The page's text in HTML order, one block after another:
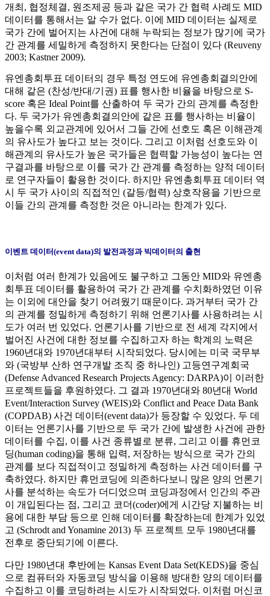
개최, 협정체결, 원조제공 등과 같은 국가 간 협력 사례도 MID
데이터를 통해서는 알 수가 없다. 이에 MID 데이터는 실제로
국가 간에 벌어지는 사건에 대해 누락되는 정보가 많기에 국가
간 관계를 세밀하게 측정하지 못한다는 단점이 있다 (Reuveny
2003; Kastner 2009).
유엔총회투표 데이터의 경우 특정 연도에 유엔총회결의안에
대해 같은 (찬성/반대/기권) 표를 행사한 비율을 바탕으로 S-
score 혹은 Ideal Point를 산출하여 두 국가 간의 관계를 측정한
다. 두 국가가 유엔총회결의안에 같은 표를 행사하는 비율이
높을수록 외교관계에 있어서 그들 간에 선호도 혹은 이해관계
의 유사도가 높다고 보는 것이다. 그리고 이처럼 선호도와 이
해관계의 유사도가 높은 국가들은 협력할 가능성이 높다는 연
구결과를 바탕으로 이를 국가 간 관계를 측정하는 양적 데이터
로 연구자들이 활용한 것이다. 하지만 유엔총회투표 데이터 역
시 두 국가 사이의 직접적인 (갈등/협력) 상호작용을 기반으로
이들 간의 관계를 측정한 것은 아니라는 한계가 있다.
이벤트 데이터(event data)의 발전과정과 빅데이터의 출현
이처럼 여러 한계가 있음에도 불구하고 그동안 MID와 유엔총
회투표 데이터를 활용하여 국가 간 관계를 수치화하였던 이유
는 이외에 대안을 찾기 어려웠기 때문이다. 과거부터 국가 간
의 관계를 정밀하게 측정하기 위해 언론기사를 사용하려는 시
도가 여러 번 있었다. 언론기사를 기반으로 전 세계 각지에서
벌어진 사건에 대한 정보를 수집하고자 하는 학계의 노력은
1960년대와 1970년대부터 시작되었다. 당시에는 미국 국무부
와 (국방부 산하 연구개발 조직 중 하나인) 고등연구계회국
(Defense Advanced Research Projects Agency: DARPA)이 이러한
프로젝트들을 후원하였다. 그 결과 1970년대와 80년대 World
Event/Interaction Survey (WEIS)와 Conflict and Peace Data Bank
(COPDAB) 사건 데이터(event data)가 등장할 수 있었다. 두 데
이터는 언론기사를 기반으로 두 국가 간에 발생한 사건에 관한
데이터를 수집, 이를 사건 종류별로 분류, 그리고 이를 휴먼코
딩(human coding)을 통해 입력, 저장하는 방식으로 국가 간의
관계를 보다 직접적이고 정밀하게 측정하는 사건 데이터를 구
축하였다. 하지만 휴먼코딩에 의존하다보니 많은 양의 언론기
사를 분석하는 속도가 더디었으며 코딩과정에서 인간의 주관
이 개입된다는 점, 그리고 코더(coder)에게 시간당 지불하는 비
용에 대한 부담 등으로 인해 데이터를 확장하는데 한계가 있었
고 (Schrodt and Yonamine 2013) 두 프로젝트 모두 1980년대를
전후로 중단되기에 이른다.
다만 1980년대 후반에는 Kansas Event Data Set(KEDS)을 중심
으로 컴퓨터와 자동코딩 방식을 이용해 방대한 양의 데이터를
수집하고 이를 코딩하려는 시도가 시작되었다. 이처럼 머신코